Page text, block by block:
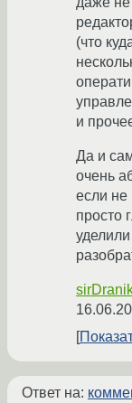
(что
и
Да и
очень
если не
просто
Ответ на: